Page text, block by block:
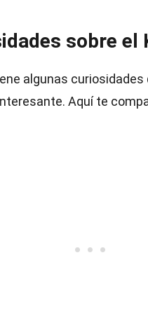
sobre el
algunas curiosidades
Aquí te